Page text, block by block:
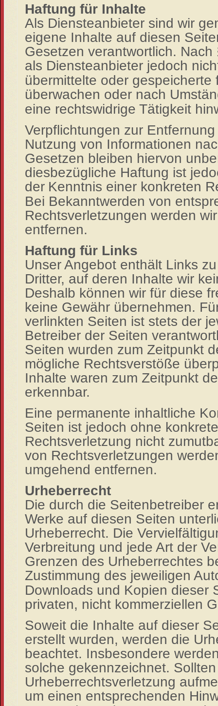
Haftung für Inhalte
Als Diensteanbieter sind wir
eigene Inhalte auf diesen
Gesetzen verantwortlich.
als Diensteanbieter jedoch
übermittelte oder
überwachen oder nach
eine rechtswidrige Tätigkeit
Verpflichtungen zur
Nutzung von Informationen
Gesetzen bleiben hiervon
diesbezügliche Haftung ist
der Kenntnis einer konkreten
Bei Bekanntwerden von
Rechtsverletzungen werden
entfernen.
Haftung für Links
Unser Angebot enthält Links
Dritter, auf deren Inhalte wir
Deshalb können wir für diese
keine Gewähr übernehmen.
verlinkten Seiten ist stets der
Betreiber der Seiten
Seiten wurden zum Zeitpunkt
mögliche Rechtsverstöße
Inhalte waren zum Zeitpunkt
erkennbar.
Eine permanente inhaltliche
Seiten ist jedoch ohne
Rechtsverletzung nicht
von Rechtsverletzungen
umgehend entfernen.
Urheberrecht
Die durch die Seitenbetreiber
Werke auf diesen Seiten
Urheberrecht. Die
Verbreitung und jede Art der
Grenzen des Urheberrechtes
Zustimmung des jeweiligen
Downloads und Kopien dieser
privaten, nicht kommerziellen
Soweit die Inhalte auf dieser
erstellt wurden, werden die
beachtet. Insbesondere
solche gekennzeichnet.
Urheberrechtsverletzung
um einen entsprechenden